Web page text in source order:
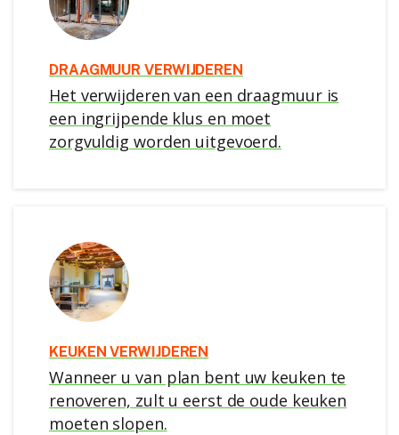
DRAAGMUUR VERWIJDEREN
Het verwijderen van een draagmuur is
een ingrijpende klus en moet
zorgvuldig worden uitgevoerd.
KEUKEN VERWIJDEREN
Wanneer u van plan bent uw keuken te
renoveren, zult u eerst de oude keuken
moeten slopen.